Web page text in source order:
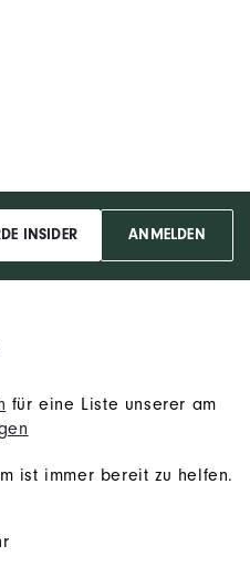
INSIDER ANMELDEN
für eine Liste unserer am
ist immer bereit zu helfen.